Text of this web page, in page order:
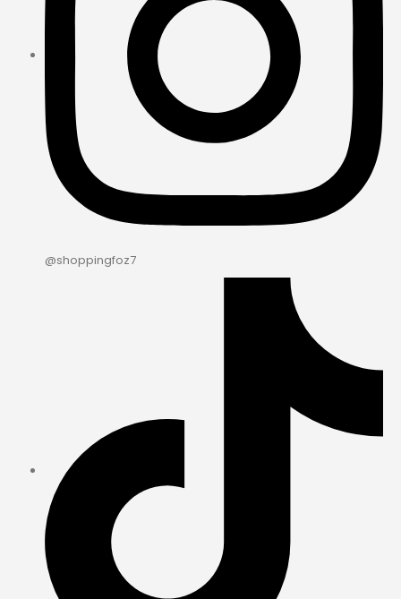
@shoppingfoz7